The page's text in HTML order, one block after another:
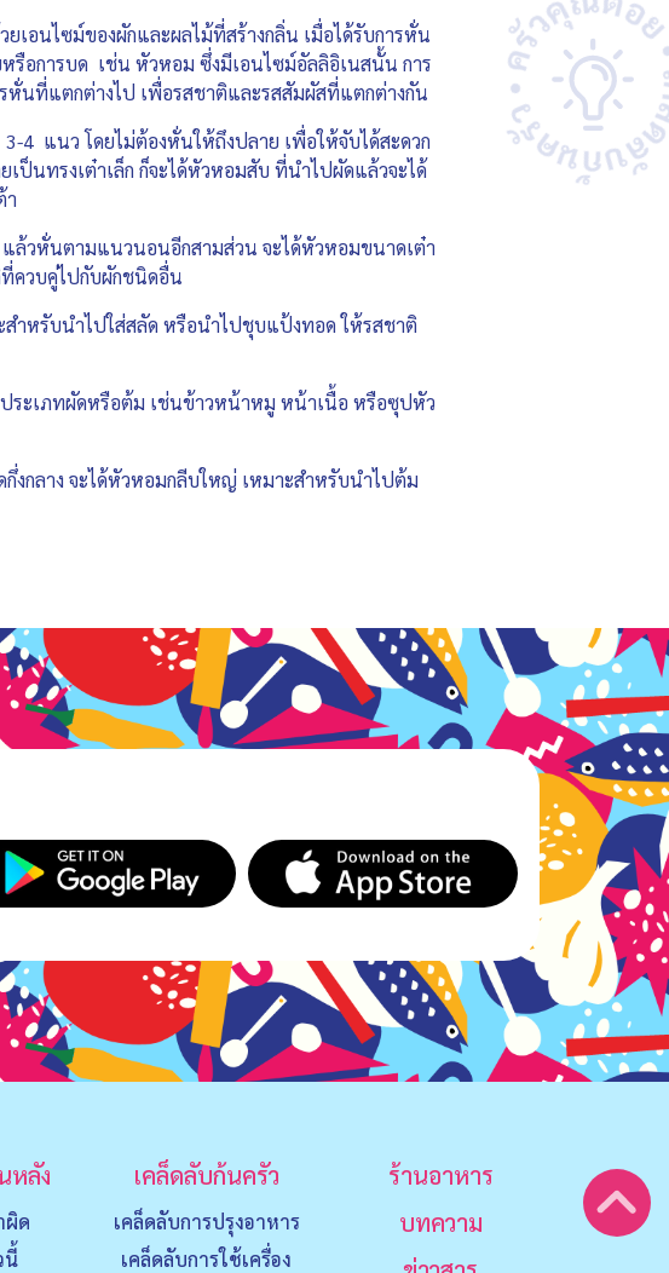
นไซม์ของผักและผลไม้ที่สร้างกลิ่น เมื่อได้รับการหั่น
รือการบด เช่น หัวหอม ซึ่งมีเอนไซม์อัลลิอิเนสนั้น การ
หั่นที่แตกต่างไป เพื่อรสชาติและรสสัมผัสที่แตกต่างกัน
แนว โดยไม่ต้องหั่นให้ถึงปลาย เพื่อให้จับได้สะดวก
นทรงเต๋าเล็ก ก็จะได้หัวหอมสับ ที่นำไปผัดแล้วจะได้
า
วหั่นตามแนวนอนอีกสามส่วน จะได้หัวหอมขนาดเต๋า
ควบคู่ไปกับผักชนิดอื่น
หรับนำไปใส่สลัด หรือนำไปชุบแป้งทอด ให้รสชาติ
ะเภทผัดหรือต้ม เช่นข้าวหน้าหมู หน้าเนื้อ หรือซุปหัว
ลาง จะได้หัวหอมกลีบใหญ่ เหมาะสำหรับนำไปต้ม
หลัง
ผิด
นี้
เคล็ดลับก้นครัว
เคล็ดลับการปรุงอาหาร
เคล็ดลับการใช้เครื่อง
ร้านอาหาร
บทความ